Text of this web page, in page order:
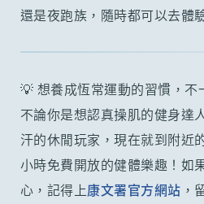
還是夜跑族，隨時都可以去體
💡 想養成恆常運動的習慣，不
不論你是想認真操肌的健身達
汗的休閒玩家，現在就到附近
小時免費開放的健體樂趣！如
心，記得上康文署官方網站 ，